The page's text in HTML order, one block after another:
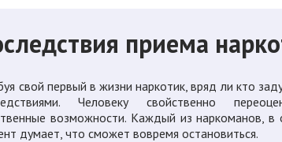
приема
свой первый в жизни наркотик, вряд ли кто
Человеку свойственно
возможности. Каждый из наркоманов, в
думает, что сможет вовремя остановиться.